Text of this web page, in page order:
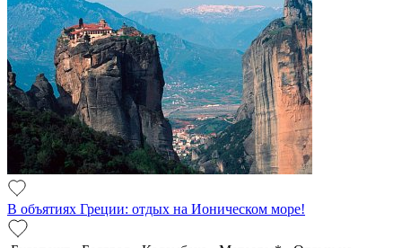
В объятиях Греции: отдых на Ионическом море!